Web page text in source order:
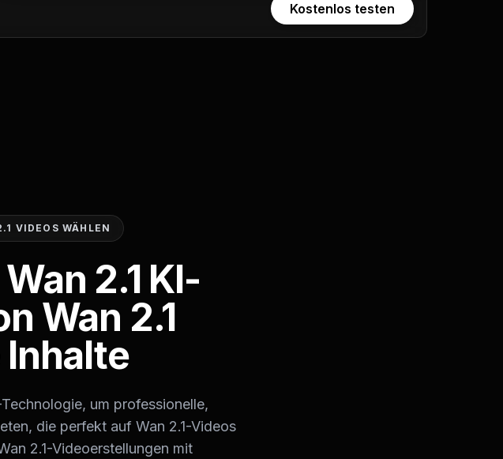
Kostenlos testen
VIDEOS WÄHLEN
2.1 KI-
Wan 2.1
um professionelle,
die perfekt auf Wan 2.1-Videos
2.1-Videoerstellungen mit